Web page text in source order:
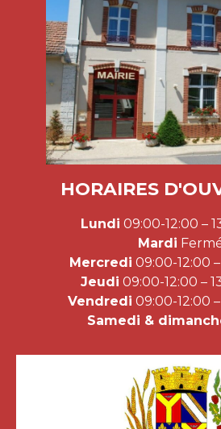
HORAIRES
Lundi 09:00-12:00 –
Mardi
Mercredi 09:00-12:00
Jeudi 09:00-12:00 –
Vendredi 09:00-12:00
Samedi &